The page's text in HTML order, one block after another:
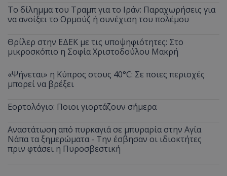
Το δίλημμα του Τραμπ για το Ιράν: Παραχωρήσεις για
να ανοίξει το Ορμούζ ή συνέχιση του πολέμου
Θρίλερ στην ΕΔΕΚ με τις υποψηφιότητες: Στο
μικροσκόπιο η Σοφία Χριστοδούλου Μακρή
«Ψήνεται» η Κύπρος στους 40°C: Σε ποιες περιοχές
μπορεί να βρέξει
Εορτολόγιο: Ποιοι γιορτάζουν σήμερα
Αναστάτωση από πυρκαγιά σε μπυραρία στην Αγία
Νάπα τα ξημερώματα - Την έσβησαν οι ιδιοκτήτες
πριν φτάσει η Πυροσβεστική